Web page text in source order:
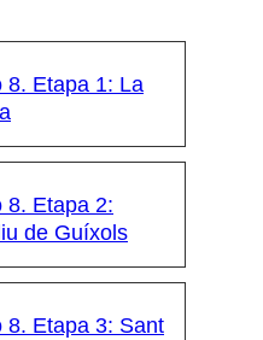
8. Etapa 1: La
8. Etapa 2:
de Guíxols
8. Etapa 3: Sant